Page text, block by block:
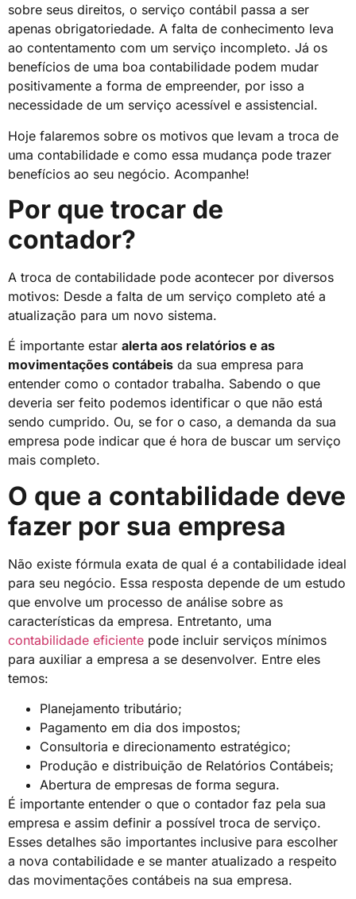
sobre seus direitos, o serviço contábil passa a ser
apenas obrigatoriedade. A falta de conhecimento leva
ao contentamento com um serviço incompleto. Já os
benefícios de uma boa contabilidade podem mudar
positivamente a forma de empreender, por isso a
necessidade de um serviço acessível e assistencial.
Hoje falaremos sobre os motivos que levam a troca de
uma contabilidade e como essa mudança pode trazer
benefícios ao seu negócio. Acompanhe!
Por que trocar de
contador?
A troca de contabilidade pode acontecer por diversos
motivos: Desde a falta de um serviço completo até a
atualização para um novo sistema.
É importante estar alerta aos relatórios e as
movimentações contábeis da sua empresa para
entender como o contador trabalha. Sabendo o que
deveria ser feito podemos identificar o que não está
sendo cumprido. Ou, se for o caso, a demanda da sua
empresa pode indicar que é hora de buscar um serviço
mais completo.
O que a contabilidade deve
fazer por sua empresa
Não existe fórmula exata de qual é a contabilidade ideal
para seu negócio. Essa resposta depende de um estudo
que envolve um processo de análise sobre as
características da empresa. Entretanto, uma
contabilidade eficiente pode incluir serviços mínimos
para auxiliar a empresa a se desenvolver. Entre eles
temos:
Planejamento tributário;
Pagamento em dia dos impostos;
Consultoria e direcionamento estratégico;
Produção e distribuição de Relatórios Contábeis;
Abertura de empresas de forma segura.
É importante entender o que o contador faz pela sua
empresa e assim definir a possível troca de serviço.
Esses detalhes são importantes inclusive para escolher
a nova contabilidade e se manter atualizado a respeito
das movimentações contábeis na sua empresa.